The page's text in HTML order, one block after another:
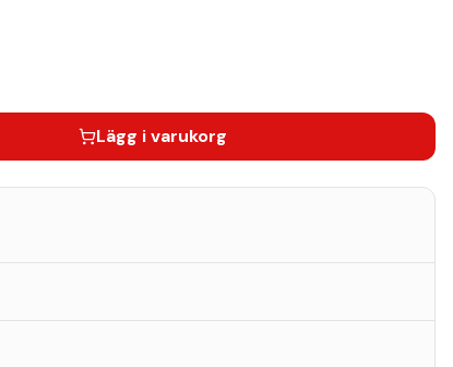
Lägg i varukorg